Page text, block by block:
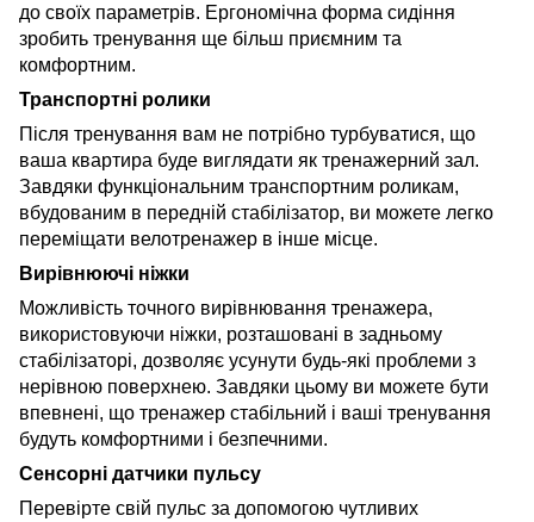
до своїх параметрів. Ергономічна форма сидіння
зробить тренування ще більш приємним та
комфортним.
Транспортні ролики
Після тренування вам не потрібно турбуватися, що
ваша квартира буде виглядати як тренажерний зал.
Завдяки функціональним транспортним роликам,
вбудованим в передній стабілізатор, ви можете легко
переміщати велотренажер в інше місце.
Вирівнюючі ніжки
Можливість точного вирівнювання тренажера,
використовуючи ніжки, розташовані в задньому
стабілізаторі, дозволяє усунути будь-які проблеми з
нерівною поверхнею. Завдяки цьому ви можете бути
впевнені, що тренажер стабільний і ваші тренування
будуть комфортними і безпечними.
Сенсорні датчики пульсу
Перевірте свій пульс за допомогою чутливих